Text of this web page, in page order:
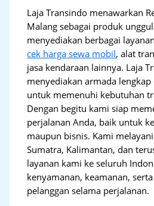
Laja Transindo menawarkan
Malang sebagai produk
menyediakan berbagai
cek harga sewa mobil, alat
jasa kendaraan lainnya. Laja
menyediakan armada
untuk memenuhi kebutuhan
Dengan begitu kami siap
perjalanan Anda, baik untuk
maupun bisnis. Kami
Sumatra, Kalimantan, dan
layanan kami ke seluruh
kenyamanan, keamanan,
pelanggan selama perjalanan.